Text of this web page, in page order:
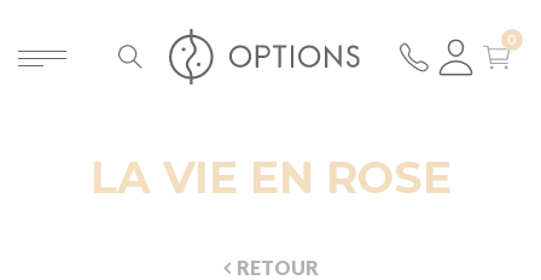
LA VIE EN ROSE
RETOUR